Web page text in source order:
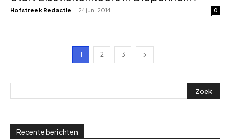
Hofstreek Redactie - 24 juni 2014 0
1 2 3
Recente berichten